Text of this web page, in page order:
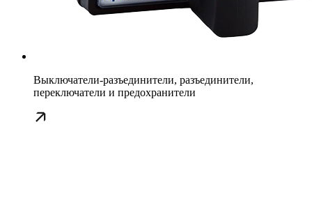
Выключатели-разъединители, разъединители,
переключатели и предохранители